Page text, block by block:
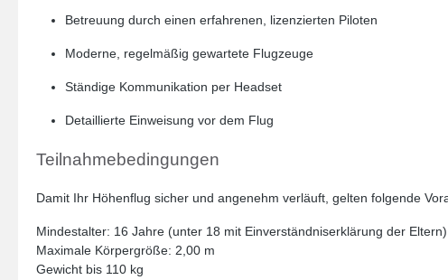
Betreuung durch einen erfahrenen, lizenzierten Piloten
Moderne, regelmäßig gewartete Flugzeuge
Ständige Kommunikation per Headset
Detaillierte Einweisung vor dem Flug
Teilnahmebedingungen
Damit Ihr Höhenflug sicher und angenehm verläuft, gelten folgende
Mindestalter: 16 Jahre (unter 18 mit Einverständniserklärung der Eltern)
Maximale Körpergröße: 2,00 m
Gewicht bis 110 kg